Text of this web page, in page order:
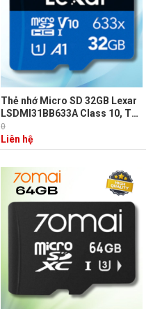
Thẻ nhớ Micro SD 32GB Lexar
LSDMI31BB633A Class 10, Tốc
độ đọc 100 MB/s, Ghi 10 MB/s.
0
Liên hệ